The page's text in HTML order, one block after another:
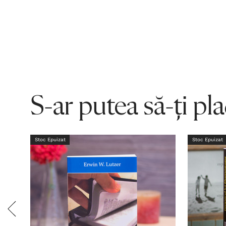
S-ar putea să-ți
Stoc Epuizat Stoc Epuizat